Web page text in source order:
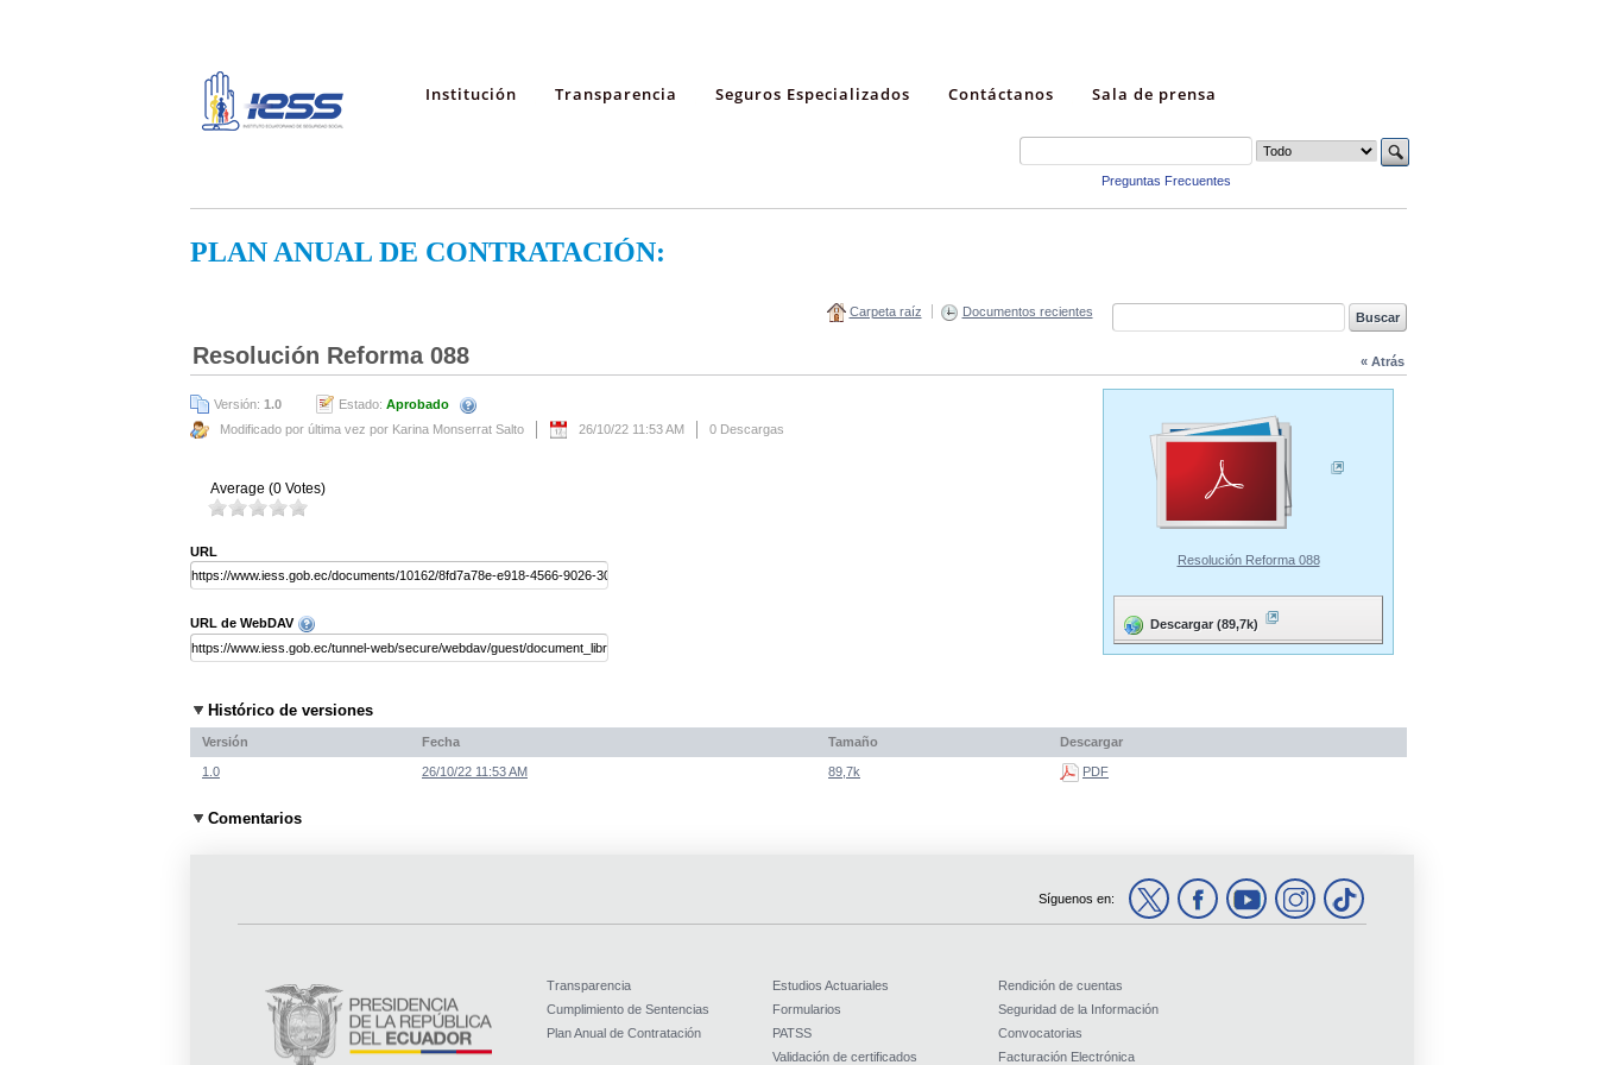
Institución Transparencia Seguros Especializados Contáctanos Sala de prensa
Preguntas Frecuentes
PLAN ANUAL DE CONTRATACIÓN:
Carpeta raíz Documentos recientes
« Atrás
Resolución Reforma 088
Versión: 1.0 Estado: Aprobado
Modificado por última vez por Karina Monserrat Salto
26/10/22 11:53 AM 0 Descargas
Average (0 Votes)
URL
URL de WebDAV
Resolución Reforma 088
Descargar (89,7k)
Histórico de versiones
Versión Fecha Tamaño Descargar
1.0 26/10/22 11:53 AM 89,7k PDF
Comentarios
Síguenos en:
Transparencia
Cumplimiento de Sentencias
Plan Anual de Contratación
Estudios Actuariales
Formularios
PATSS
Validación de certificados
Rendición de cuentas
Seguridad de la Información
Convocatorias
Facturación Electrónica